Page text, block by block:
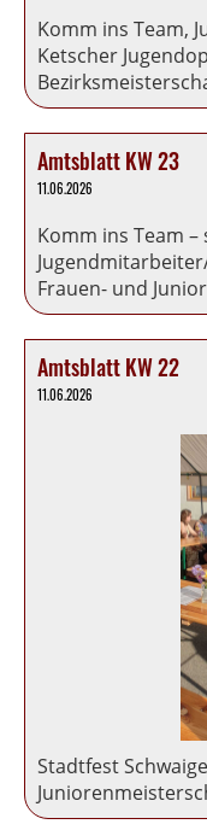
Komm ins Team,
Ketscher
Amtsblatt KW 23
11.06.2026
Komm ins Team –
Frauen- und
Amtsblatt KW 22
11.06.2026
Stadtfest